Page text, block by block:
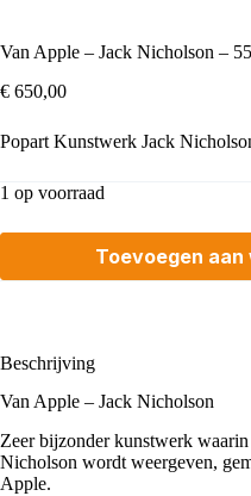
Van Apple – Jack Nicholson –
€ 650,00
Popart Kunstwerk Jack
1 op voorraad
Toevoegen
Beschrijving
Van Apple – Jack Nicholson
Zeer bijzonder kunstwerk
Nicholson wordt weergeven,
Apple.